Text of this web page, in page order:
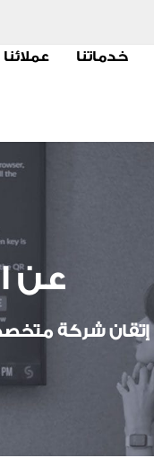
خدماتنا عملائنا
عن
إتقان شركة